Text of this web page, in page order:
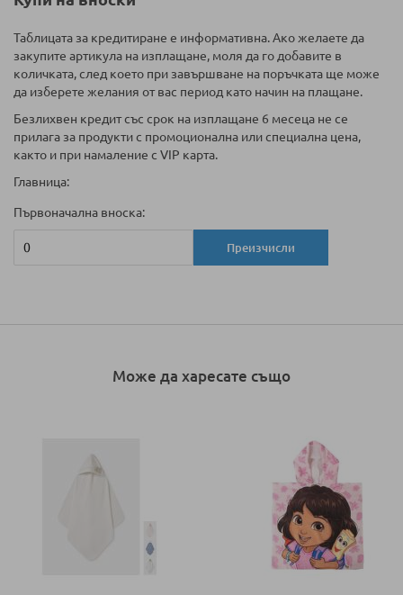
Таблицата за кредитиране е информативна. Ако желаете да
закупите артикула на изплащане, моля да го добавите в
количката, след което при завършване на поръчката ще може
да изберете желания от вас период като начин на плащане.
Безлихвен кредит със срок на изплащане 6 месеца не се
прилага за продукти с промоционална или специална цена,
както и при намаление с VIP карта.
Главница:
Първоначална вноска:
Преизчисли
Може да харесате също